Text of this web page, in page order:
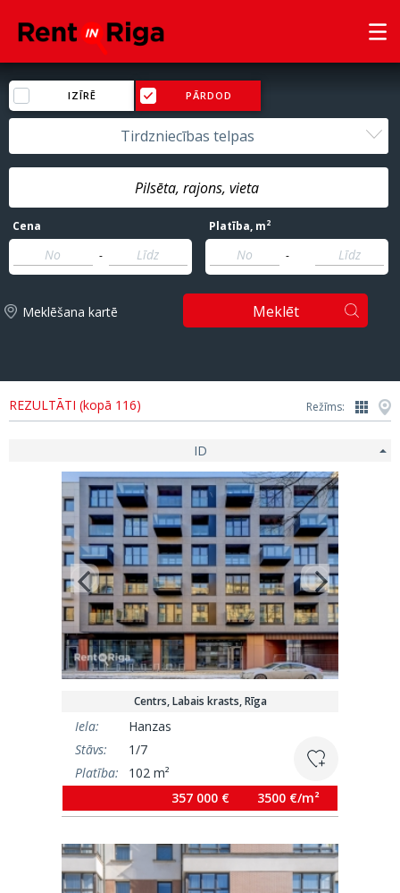
IZĪRĒ PĀRDOD
Tirdzniecības telpas
Cena
-
Platība, m2
-
Meklēšana kartē Meklēt
REZULTĀTI (kopā 116) Režīms:
ID
Centrs, Labais krasts, Rīga
Iela:
Hanzas
Stāvs:
1/7
Platība:
102 m²
357 000 €
3500 €/m²